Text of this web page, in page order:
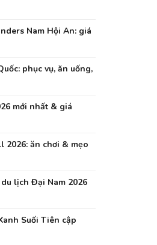
Nam Hội An: giá
phục vụ, ăn uống,
mới nhất & giá
2026: ăn chơi & mẹo
lịch Đại Nam 2026
Suối Tiên cập